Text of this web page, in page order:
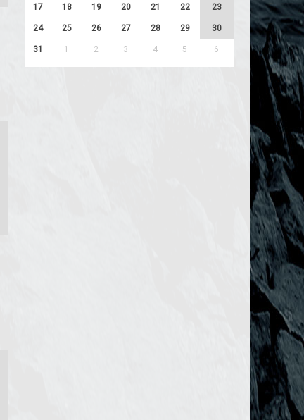
17 18 19 20 21 22 23
24 25 26 27 28 29 30
31 1 2 3 4 5 6